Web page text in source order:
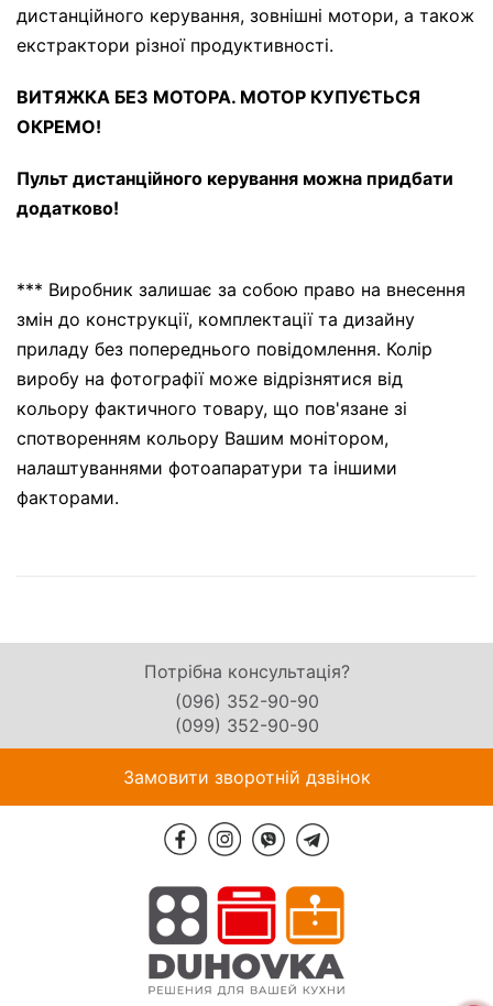
дистанційного керування, зовнішні мотори, а також
екстрактори різної продуктивності.
ВИТЯЖКА БЕЗ МОТОРА. МОТОР КУПУЄТЬСЯ
ОКРЕМО!
Пульт дистанційного керування можна придбати
додатково!
*** Виробник залишає за собою право на внесення
змін до конструкції, комплектації та дизайну
приладу без попереднього повідомлення. Колір
виробу на фотографії може відрізнятися від
кольору фактичного товару, що пов'язане зі
спотворенням кольору Вашим монітором,
налаштуваннями фотоапаратури та іншими
факторами.
Потрібна консультація?
(096) 352-90-90
(099) 352-90-90
Замовити зворотній дзвінок